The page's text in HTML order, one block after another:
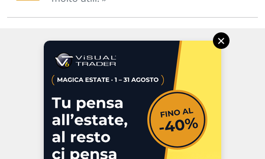
47923 Rimini
P.IVA 02 452 460 401
Chi siamo
Commenti e segnalazioni
×